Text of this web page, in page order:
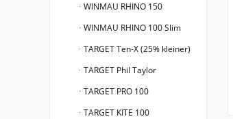
WINMAU RHINO 150
WINMAU RHINO 100 Slim
TARGET Ten-X (25% kleiner)
TARGET Phil Taylor
TARGET PRO 100
TARGET KITE 100